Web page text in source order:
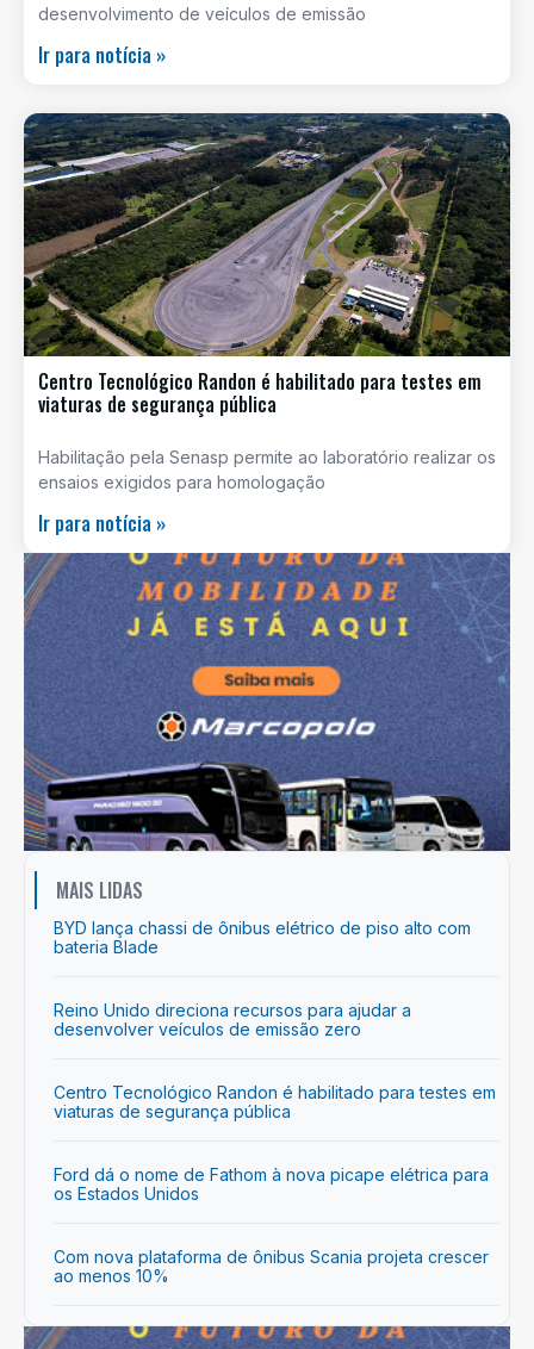
desenvolvimento de veículos de emissão
Ir para notícia »
Centro Tecnológico Randon é habilitado para testes em
viaturas de segurança pública
Habilitação pela Senasp permite ao laboratório realizar os
ensaios exigidos para homologação
Ir para notícia »
MAIS LIDAS
BYD lança chassi de ônibus elétrico de piso alto com
bateria Blade
Reino Unido direciona recursos para ajudar a
desenvolver veículos de emissão zero
Centro Tecnológico Randon é habilitado para testes em
viaturas de segurança pública
Ford dá o nome de Fathom à nova picape elétrica para
os Estados Unidos
Com nova plataforma de ônibus Scania projeta crescer
ao menos 10%